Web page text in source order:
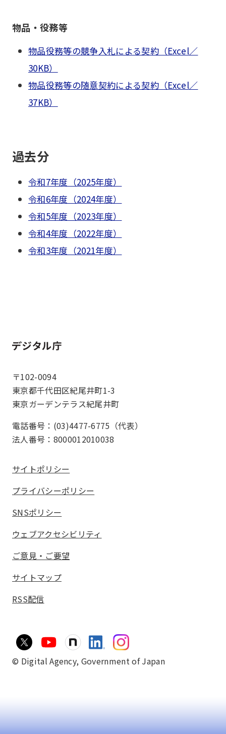
物品・役務等
物品役務等の競争入札による契約（Excel／
30KB）
物品役務等の随意契約による契約（Excel／
37KB）
過去分
令和7年度（2025年度）
令和6年度（2024年度）
令和5年度（2023年度）
令和4年度（2022年度）
令和3年度（2021年度）
ホーム
〒102-0094
東京都千代田区紀尾井町1-3
東京ガーデンテラス紀尾井町
電話番号：(03)4477-6775（代表）
法人番号：8000012010038
サイトポリシー
プライバシーポリシー
SNSポリシー
ウェブアクセシビリティ
ご意見・ご要望
サイトマップ
RSS配信
© Digital Agency, Government of Japan